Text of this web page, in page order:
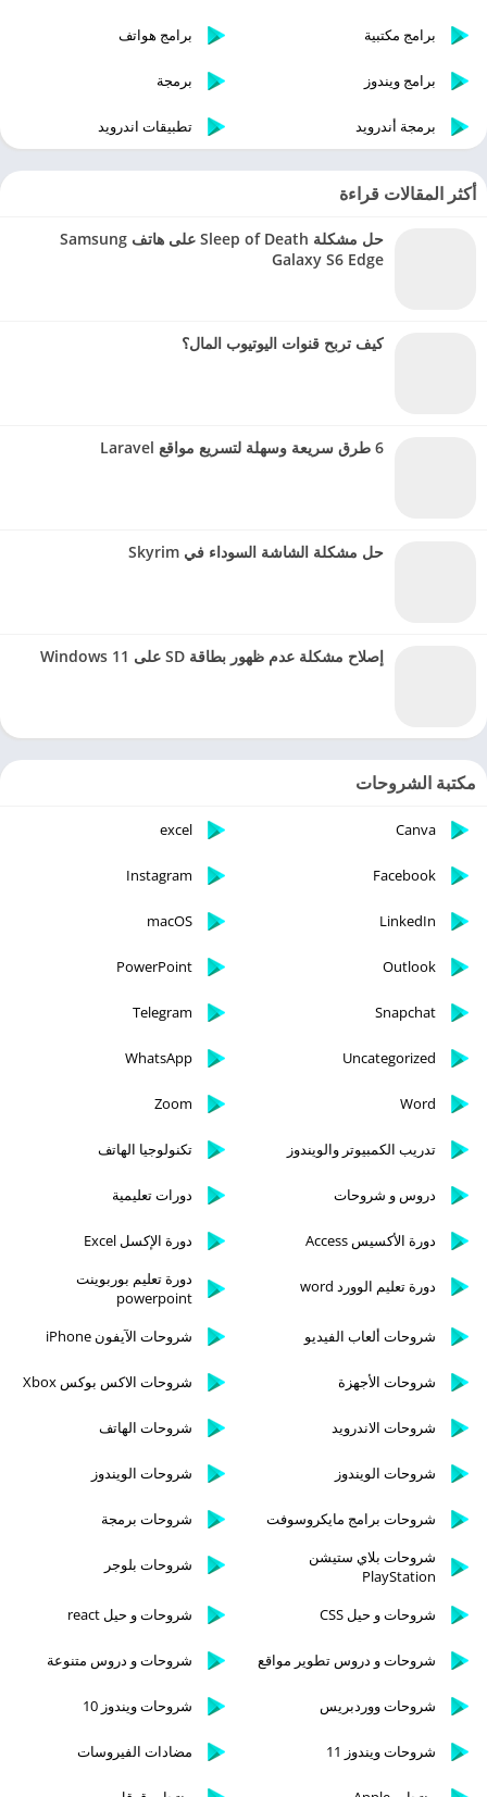
برامج مكتبية برامج هواتف
برامج ويندوز برمجة
برمجة أندرويد تطبيقات اندرويد
أكثر المقالات قراءة
حل مشكلة Sleep of Death على هاتف Samsung
Galaxy S6 Edge
كيف تربح قنوات اليوتيوب المال؟
6 طرق سريعة وسهلة لتسريع مواقع Laravel
حل مشكلة الشاشة السوداء في Skyrim
إصلاح مشكلة عدم ظهور بطاقة SD على Windows 11
مكتبة الشروحات
Canva
excel
Facebook
Instagram
LinkedIn
macOS
Outlook
PowerPoint
Snapchat
Telegram
Uncategorized
WhatsApp
Word
Zoom
تدريب الكمبيوتر والويندوز تكنولوجيا الهاتف
دروس و شروحات دورات تعليمية
دورة الأكسيس Access دورة الإكسل Excel
دورة تعليم الوورد word
دورة تعليم بوربوينت
powerpoint
شروحات ألعاب الفيديو
شروحات الآيفون iPhone
شروحات الأجهزة شروحات الاكس بوكس Xbox
شروحات الاندرويد شروحات الهاتف
شروحات الويندوز شروحات الويندوز
شروحات برامج مايكروسوفت
شروحات برمجة
شروحات بلاي ستيشن
PlayStation
شروحات بلوجر
شروحات و حيل CSS شروحات و حيل react
شروحات و دروس تطوير مواقع شروحات و دروس متنوعة
شروحات ووردبريس شروحات ويندوز 10
شروحات ويندوز 11 مضادات الفيروسات